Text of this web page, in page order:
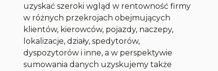
uzyskać szeroki wgląd w rentowność firmy
w różnych przekrojach obejmujących
klientów, kierowców, pojazdy, naczepy,
lokalizacje, działy, spedytorów,
dyspozytorów i inne, a w perspektywie
sumowania danych uzyskujemy także